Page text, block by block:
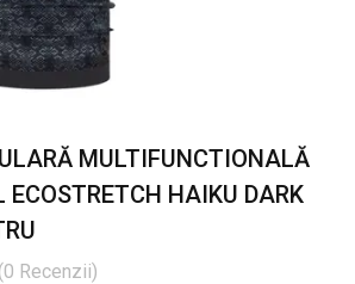
MULTIFUNCTIONALĂ
ECOSTRETCH HAIKU DARK
(0 Recenzii)